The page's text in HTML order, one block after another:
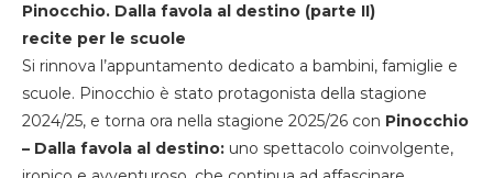
Pinocchio. Dalla favola al destino (parte II)
recite per le scuole
Si rinnova l’appuntamento dedicato a bambini, famiglie e
scuole. Pinocchio è stato protagonista della stagione
2024/25, e torna ora nella stagione 2025/26 con Pinocchio
– Dalla favola al destino: uno spettacolo coinvolgente,